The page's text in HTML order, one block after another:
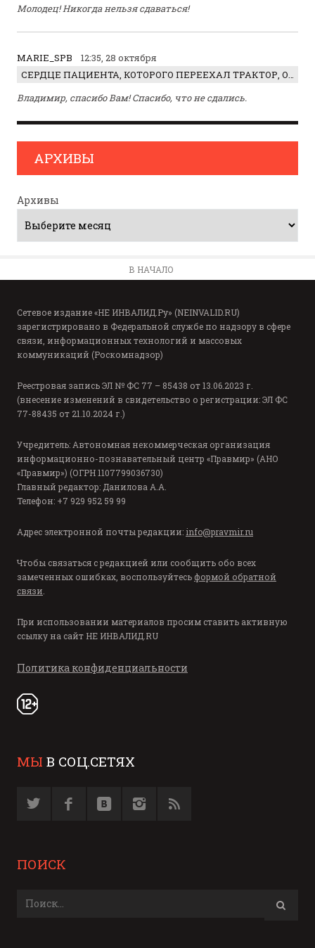
Молодец! Никогда нельзя сдаваться!
MARIE_SPB
12:35, 28 октября
СЕРДЦЕ ПАЦИЕНТА, КОТОРОГО ПЕРЕЕХАЛ ТРАКТОР, ОБНАРУЖИЛИ… В ЖИВОТЕ
Владимир, спасибо Вам! Спасибо, что не сдались.
АРХИВЫ
Архивы
В НАЧАЛО
Сетевое издание «НЕ ИНВАЛИД.Ру» (NEINVALID.RU)
зарегистрировано в Федеральной службе по надзору в сфере
связи, информационных технологий и массовых
коммуникаций (Роскомнадзор)
Реестровая запись ЭЛ № ФС 77 – 85438 от 13.06.2023 г.
(внесение изменений в свидетельство о регистрации: ЭЛ ФС
77-88435 от 21.10.2024 г.)
Учредитель: Автономная некоммерческая организация
информационно-познавательный центр «Правмир» (АНО
«Правмир») (ОГРН 1107799036730)
Главный редактор: Данилова А.А.
Телефон: +7 929 952 59 99
Адрес электронной почты редакции: info@pravmir.ru
Чтобы связаться с редакцией или сообщить обо всех
замеченных ошибках, воспользуйтесь формой обратной
связи
При использовании материалов просим ставить активную
ссылку на сайт НЕ ИНВАЛИД.RU
Политика конфиденциальности
МЫ В СОЦ.СЕТЯХ
ПОИСК